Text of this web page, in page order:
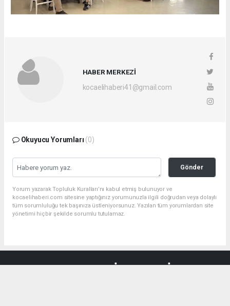
HABER MERKEZİ
kocaelihaberi41@gmail.com
Okuyucu Yorumları (0)
Gönder
Yorum yazarak Topluluk Kuralları’nı kabul etmiş bulunuyor ve
kocaelihaberi.com sitesine yaptığınız yorumunuzla ilgili doğrudan veya dolaylı
tüm sorumluluğu tek başınıza üstleniyorsunuz. Yazılan tüm yorumlardan site
yönetimi hiçbir şekilde sorumlu tutulamaz.